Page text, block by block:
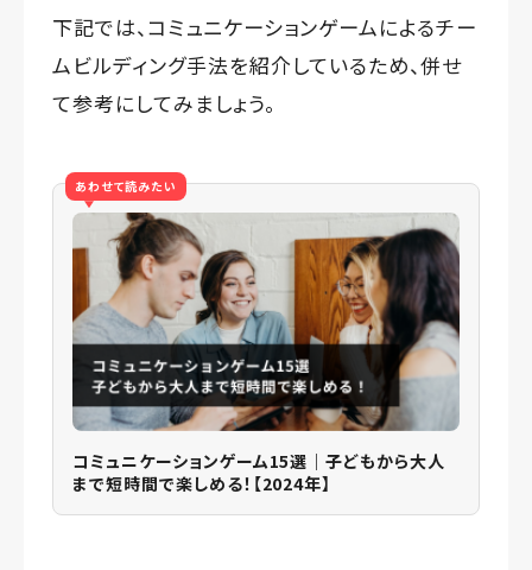
下記では、コミュニケーションゲームによるチー
ムビルディング手法を紹介しているため、併せ
て参考にしてみましょう。
あわせて読みたい
コミュニケーションゲーム15選｜子どもから大人
まで短時間で楽しめる！【2024年】